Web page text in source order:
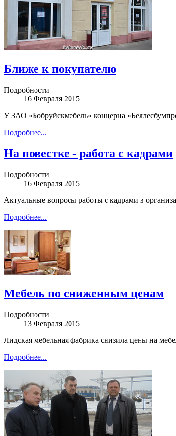
Ближе к покупателю
Подробности
16 Февраля 2015
У ЗАО «Бобруйскмебель» концерна
Подробнее...
На повестке - работа с кадрами
Подробности
16 Февраля 2015
Актуальные вопросы работы с кадрами в
Подробнее...
Мебель по сниженным ценам
Подробности
13 Февраля 2015
Лидская мебельная фабрика снизила цены на
Подробнее...